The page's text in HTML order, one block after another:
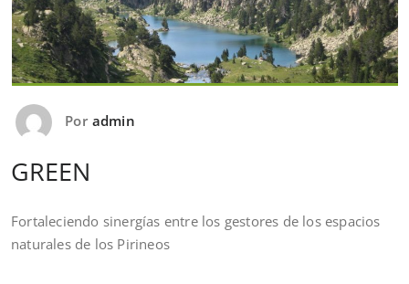
Por admin
GREEN
Fortaleciendo sinergías entre los gestores de los espacios
naturales de los Pirineos